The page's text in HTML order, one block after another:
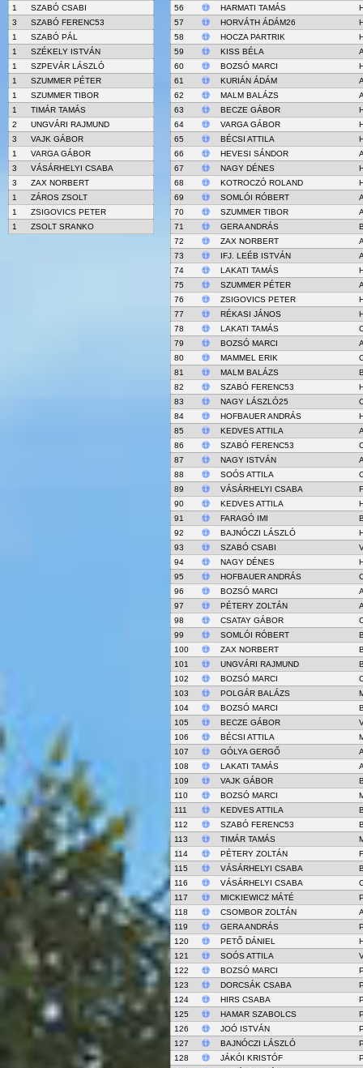
1
SZABÓ CSABI
3
SZABÓ FERENC53
1
SZABÓ PÁL
1
SZÉKELY ISTVÁN
1
SZPEVÁR LÁSZLÓ
1
SZUMMER PÉTER
1
SZUMMER TIBOR
1
TIMÁR TAMÁS
2
UNGVÁRI RAJMUND
3
VAJK GÁBOR
1
VARGA GÁBOR
3
VÁSÁRHELYI CSABA
3
ZAX NORBERT
1
ZÁROS ZSOLT
1
ZSIGOVICS PETER
1
ZSOLT SRANKO
56
HARMATI TAMÁS
57
HORVÁTH ÁDÁM26
58
HOCZA PARTRIK
59
KISS BÉLA
60
BOZSÓ MARCI
61
KURIÁN ÁDÁM
62
MALM BALÁZS
63
BECZE GÁBOR
64
VARGA GÁBOR
65
BÉCSI ATTILA
66
HEVESI SÁNDOR
67
NAGY DÉNES
68
KOTROCZÓ ROLAND
69
SOMLÓI RÓBERT
70
SZUMMER TIBOR
71
GERA ANDRÁS
72
ZAX NORBERT
73
IFJ. LEÉB ISTVÁN
74
LAKATI TAMÁS
75
SZUMMER PÉTER
76
ZSIGOVICS PETER
77
RÉKASI JÁNOS
78
LAKATI TAMÁS
79
BOZSÓ MARCI
80
MAMMEL ERIK
81
MALM BALÁZS
82
SZABÓ FERENC53
83
NAGY LÁSZLÓ25
84
HOFBAUER ANDRÁS
85
KEDVES ATTILA
86
SZABÓ FERENC53
87
NAGY ISTVÁN
88
SOÓS ATTILA
89
VÁSÁRHELYI CSABA
90
KEDVES ATTILA
91
FARAGÓ IMI
92
BAJNÓCZI LÁSZLÓ
93
SZABÓ CSABI
94
NAGY DÉNES
95
HOFBAUER ANDRÁS
96
BOZSÓ MARCI
97
PÉTERY ZOLTÁN
98
CSATAY GÁBOR
99
SOMLÓI RÓBERT
100
ZAX NORBERT
101
UNGVÁRI RAJMUND
102
BOZSÓ MARCI
103
POLGÁR BALÁZS
104
BOZSÓ MARCI
105
BECZE GÁBOR
106
BÉCSI ATTILA
107
GÓLYA GERGŐ
108
LAKATI TAMÁS
109
VAJK GÁBOR
110
BOZSÓ MARCI
111
KEDVES ATTILA
112
SZABÓ FERENC53
113
TIMÁR TAMÁS
114
PÉTERY ZOLTÁN
115
VÁSÁRHELYI CSABA
116
VÁSÁRHELYI CSABA
117
MICKIEWICZ MÁTÉ
118
CSOMBOR ZOLTÁN
119
GERA ANDRÁS
120
PETŐ DÁNIEL
121
SOÓS ATTILA
122
BOZSÓ MARCI
123
DORCSÁK CSABA
124
HIRS CSABA
125
HAMAR SZABOLCS
126
JOÓ ISTVÁN
127
BAJNÓCZI LÁSZLÓ
128
JÁKÓI KRISTÓF